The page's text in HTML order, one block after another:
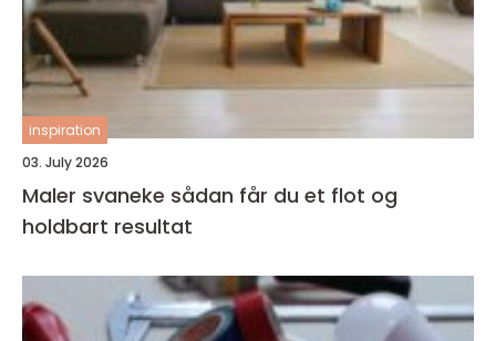
inspiration
03. July 2026
Maler svaneke sådan får du et flot og
holdbart resultat